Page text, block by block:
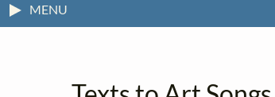
MENU